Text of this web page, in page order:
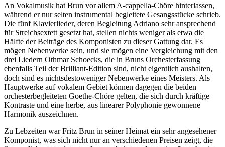
An Vokalmusik hat Brun vor allem A-cappella-Chöre hinterlassen,
während er nur selten instrumental begleitete Gesangsstücke schrieb.
Die fünf Klavierlieder, deren Begleitung Adriano sehr ansprechend
für Streichsextett gesetzt hat, stellen nichts weniger als etwa die
Hälfte der Beiträge des Komponisten zu dieser Gattung dar. Es
mögen Nebenwerke sein, und sie mögen eine Vergleichung mit den
drei Liedern Othmar Schoecks, die in Bruns Orchesterfassung
ebenfalls Teil der Brilliant-Edition sind, nicht eigentlich aushalten,
doch sind es nichtsdestoweniger Nebenwerke eines Meisters. Als
Hauptwerke auf vokalem Gebiet können dagegen die beiden
orchesterbegleiteten Goethe-Chöre gelten, die sich durch kräftige
Kontraste und eine herbe, aus linearer Polyphonie gewonnene
Harmonik auszeichnen.
Zu Lebzeiten war Fritz Brun in seiner Heimat ein sehr angesehener
Komponist, was sich nicht nur an verschiedenen Preisen zeigt, die